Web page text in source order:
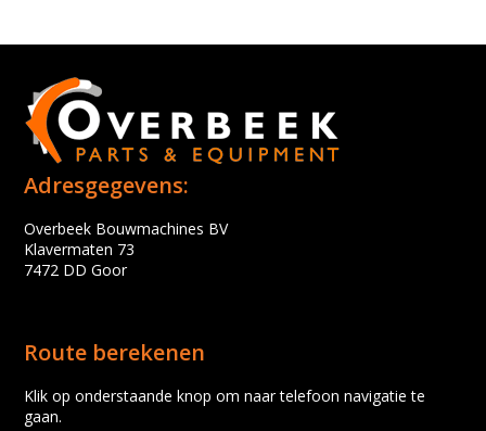
Adresgegevens:
Overbeek Bouwmachines BV
Klavermaten 73
7472 DD Goor
Route berekenen
Klik op onderstaande knop om naar telefoon navigatie te
gaan.